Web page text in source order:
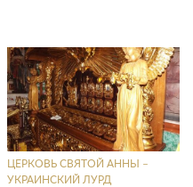
ЦЕРКОВЬ СВЯТОЙ АННЫ –
УКРАИНСКИЙ ЛУРД